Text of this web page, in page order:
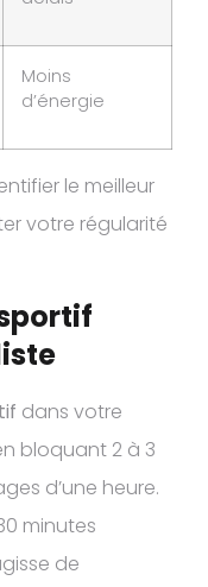
Moins
d’énergie
le meilleur
votre régularité
dans votre
bloquant 2 à 3
d’une heure.
minutes
de